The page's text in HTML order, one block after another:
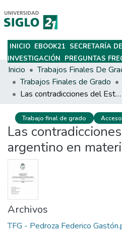
Subir
INICIO EBOOK21 SECRETARÍA DE
INVESTIGACIÓN PREGUNTAS
Inicio
Trabajos Finales de Grado
Las contradicciones del Estado argentino en materia de género
Trabajo final de grado
Las
argentino en
Archivos
TFG - Pedroza Federico